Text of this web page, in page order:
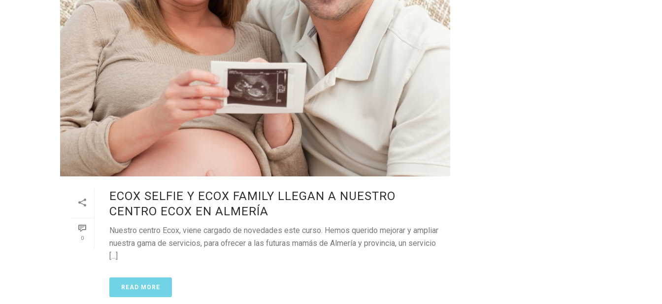
0
ECOX SELFIE Y ECOX FAMILY LLEGAN A NUESTRO
CENTRO ECOX EN ALMERÍA
Nuestro centro Ecox, viene cargado de novedades este curso. Hemos querido mejorar y ampliar
nuestra gama de servicios, para ofrecer a las futuras mamás de Almería y provincia, un servicio
[...]
READ MORE